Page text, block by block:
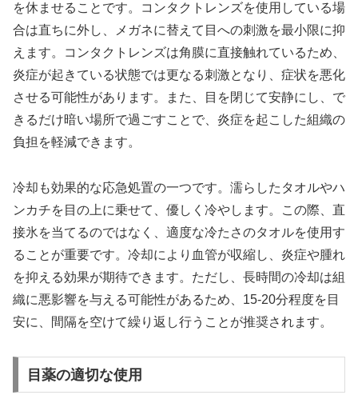
を休ませることです。コンタクトレンズを使用している場
合は直ちに外し、メガネに替えて目への刺激を最小限に抑
えます。コンタクトレンズは角膜に直接触れているため、
炎症が起きている状態では更なる刺激となり、症状を悪化
させる可能性があります。また、目を閉じて安静にし、で
きるだけ暗い場所で過ごすことで、炎症を起こした組織の
負担を軽減できます。
冷却も効果的な応急処置の一つです。濡らしたタオルやハ
ンカチを目の上に乗せて、優しく冷やします。この際、直
接氷を当てるのではなく、適度な冷たさのタオルを使用す
ることが重要です。冷却により血管が収縮し、炎症や腫れ
を抑える効果が期待できます。ただし、長時間の冷却は組
織に悪影響を与える可能性があるため、15-20分程度を目
安に、間隔を空けて繰り返し行うことが推奨されます。
目薬の適切な使用